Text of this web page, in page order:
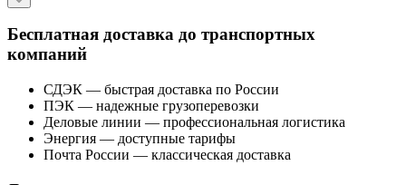
Бесплатная доставка до транспортных
компаний
СДЭК — быстрая доставка по России
ПЭК — надежные грузоперевозки
Деловые линии — профессиональная логистика
Энергия — доступные тарифы
Почта России — классическая доставка